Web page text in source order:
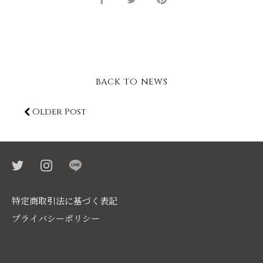
BACK TO NEWS
Older Post
特定商取引法に基づく表記
プライバシーポリシー